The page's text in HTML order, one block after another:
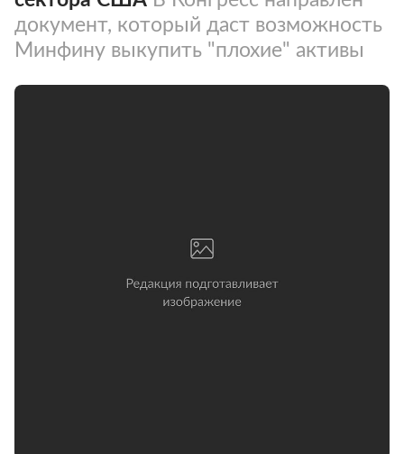
документ, который даст возможность
Минфину выкупить "плохие" активы